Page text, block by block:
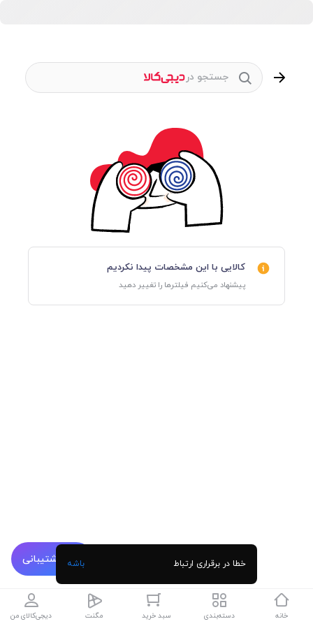
پشتیبانی
جستجو در
کالایی با این مشخصات پیدا نکردیم
پیشنهاد می‌کنیم فیلترها را تغییر دهید
خانه دسته‌بندی سبد خرید مگنت دیجی‌کالای من
خطا در برقراری ارتباط باشه